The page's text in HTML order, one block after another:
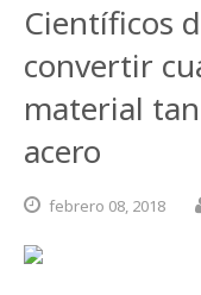
Científicos
convertir
material
acero
febrero 08, 2018